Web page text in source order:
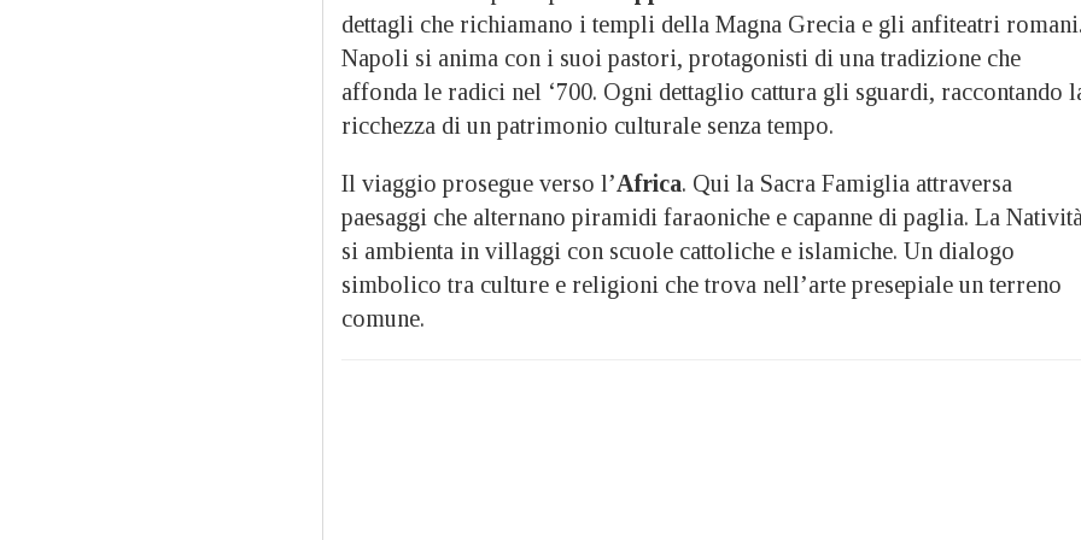
dettagli che richiamano i templi della Magna Grecia e gli anfiteatri romani.
Napoli si anima con i suoi pastori, protagonisti di una tradizione che
affonda le radici nel ‘700. Ogni dettaglio cattura gli sguardi, raccontando
ricchezza di un patrimonio culturale senza tempo.
Il viaggio prosegue verso l’Africa. Qui la Sacra Famiglia attraversa
paesaggi che alternano piramidi faraoniche e capanne di paglia. La Natività
si ambienta in villaggi con scuole cattoliche e islamiche. Un dialogo
simbolico tra culture e religioni che trova nell’arte presepiale un terreno
comune.